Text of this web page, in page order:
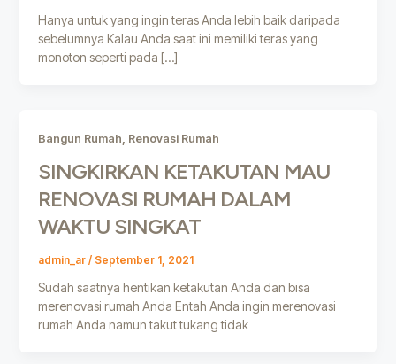
Hanya untuk yang ingin teras Anda lebih baik daripada
sebelumnya Kalau Anda saat ini memiliki teras yang
monoton seperti pada […]
Bangun Rumah Renovasi Rumah
SINGKIRKAN KETAKUTAN MAU
RENOVASI RUMAH DALAM
WAKTU SINGKAT
admin_ar / September 1, 2021
Sudah saatnya hentikan ketakutan Anda dan bisa
merenovasi rumah Anda Entah Anda ingin merenovasi
rumah Anda namun takut tukang tidak